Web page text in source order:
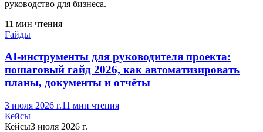
руководство для бизнеса.
11 мин чтения
Гайды
AI-инструменты для руководителя проекта:
пошаговый гайд 2026, как автоматизировать
планы, документы и отчёты
3 июля 2026 г.11 мин чтения
Кейсы
Кейсы3 июля 2026 г.